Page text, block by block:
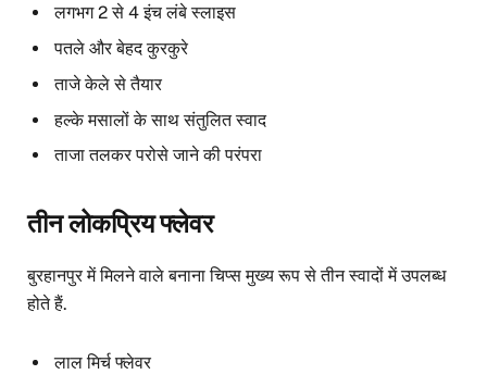
लगभग 2 से 4 इंच लंबे स्लाइस
पतले और बेहद कुरकुरे
ताजे केले से तैयार
हल्के मसालों के साथ संतुलित स्वाद
ताजा तलकर परोसे जाने की परंपरा
तीन लोकप्रिय फ्लेवर
बुरहानपुर में मिलने वाले बनाना चिप्स मुख्य रूप से तीन स्वादों में उपलब्ध
होते हैं.
लाल मिर्च फ्लेवर